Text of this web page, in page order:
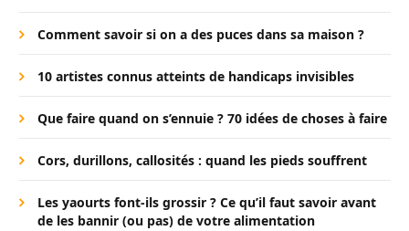
Comment savoir si on a des puces dans sa maison ?
10 artistes connus atteints de handicaps invisibles
Que faire quand on s’ennuie ? 70 idées de choses à faire
Cors, durillons, callosités : quand les pieds souffrent
Les yaourts font-ils grossir ? Ce qu’il faut savoir avant
de les bannir (ou pas) de votre alimentation